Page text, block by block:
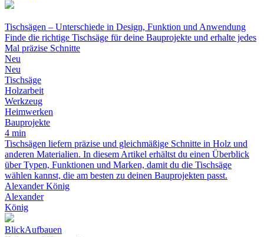
Tischsägen – Unterschiede in Design, Funktion und Anwendung
Finde die richtige Tischsäge für deine Bauprojekte und erhalte jedes
Mal präzise Schnitte
Neu
Neu
Tischsäge
Holzarbeit
Werkzeug
Heimwerken
Bauprojekte
4 min
Tischsägen liefern präzise und gleichmäßige Schnitte in Holz und
anderen Materialien. In diesem Artikel erhältst du einen Überblick
über Typen, Funktionen und Marken, damit du die Tischsäge
wählen kannst, die am besten zu deinen Bauprojekten passt.
Alexander König
Alexander
König
BlickAufbauen